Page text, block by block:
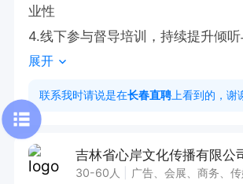
业性
4.线下参与督导培训，持续提升倾
薪资待遇：
阶梯式收入增长，工作室咨询师平均
月，成手咨询师收益2w/月
展开
联系我时请说是在长春直聘 上看到的，谢
吉林省心岸文化传播有限公
30-60人 广告、会展、商务、